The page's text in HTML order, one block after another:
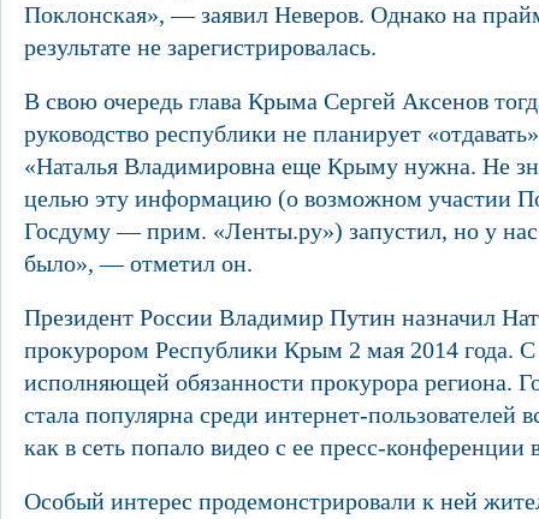
Поклонская», — заявил Неверов. Однако на
результате не зарегистрировалась.
В свою очередь глава Крыма Сергей Аксенов
руководство республики не планирует
«Наталья Владимировна еще Крыму нужна. Не
целью эту информацию (о возможном участии
Госдуму — прим. «Ленты.ру») запустил, но у нас
было», — отметил он.
Президент России Владимир Путин назначил
прокурором Республики Крым 2 мая 2014 года.
исполняющей обязанности прокурора региона.
стала популярна среди интернет-пользователей
как в сеть попало видео с ее пресс-конференции
Особый интерес продемонстрировали к ней